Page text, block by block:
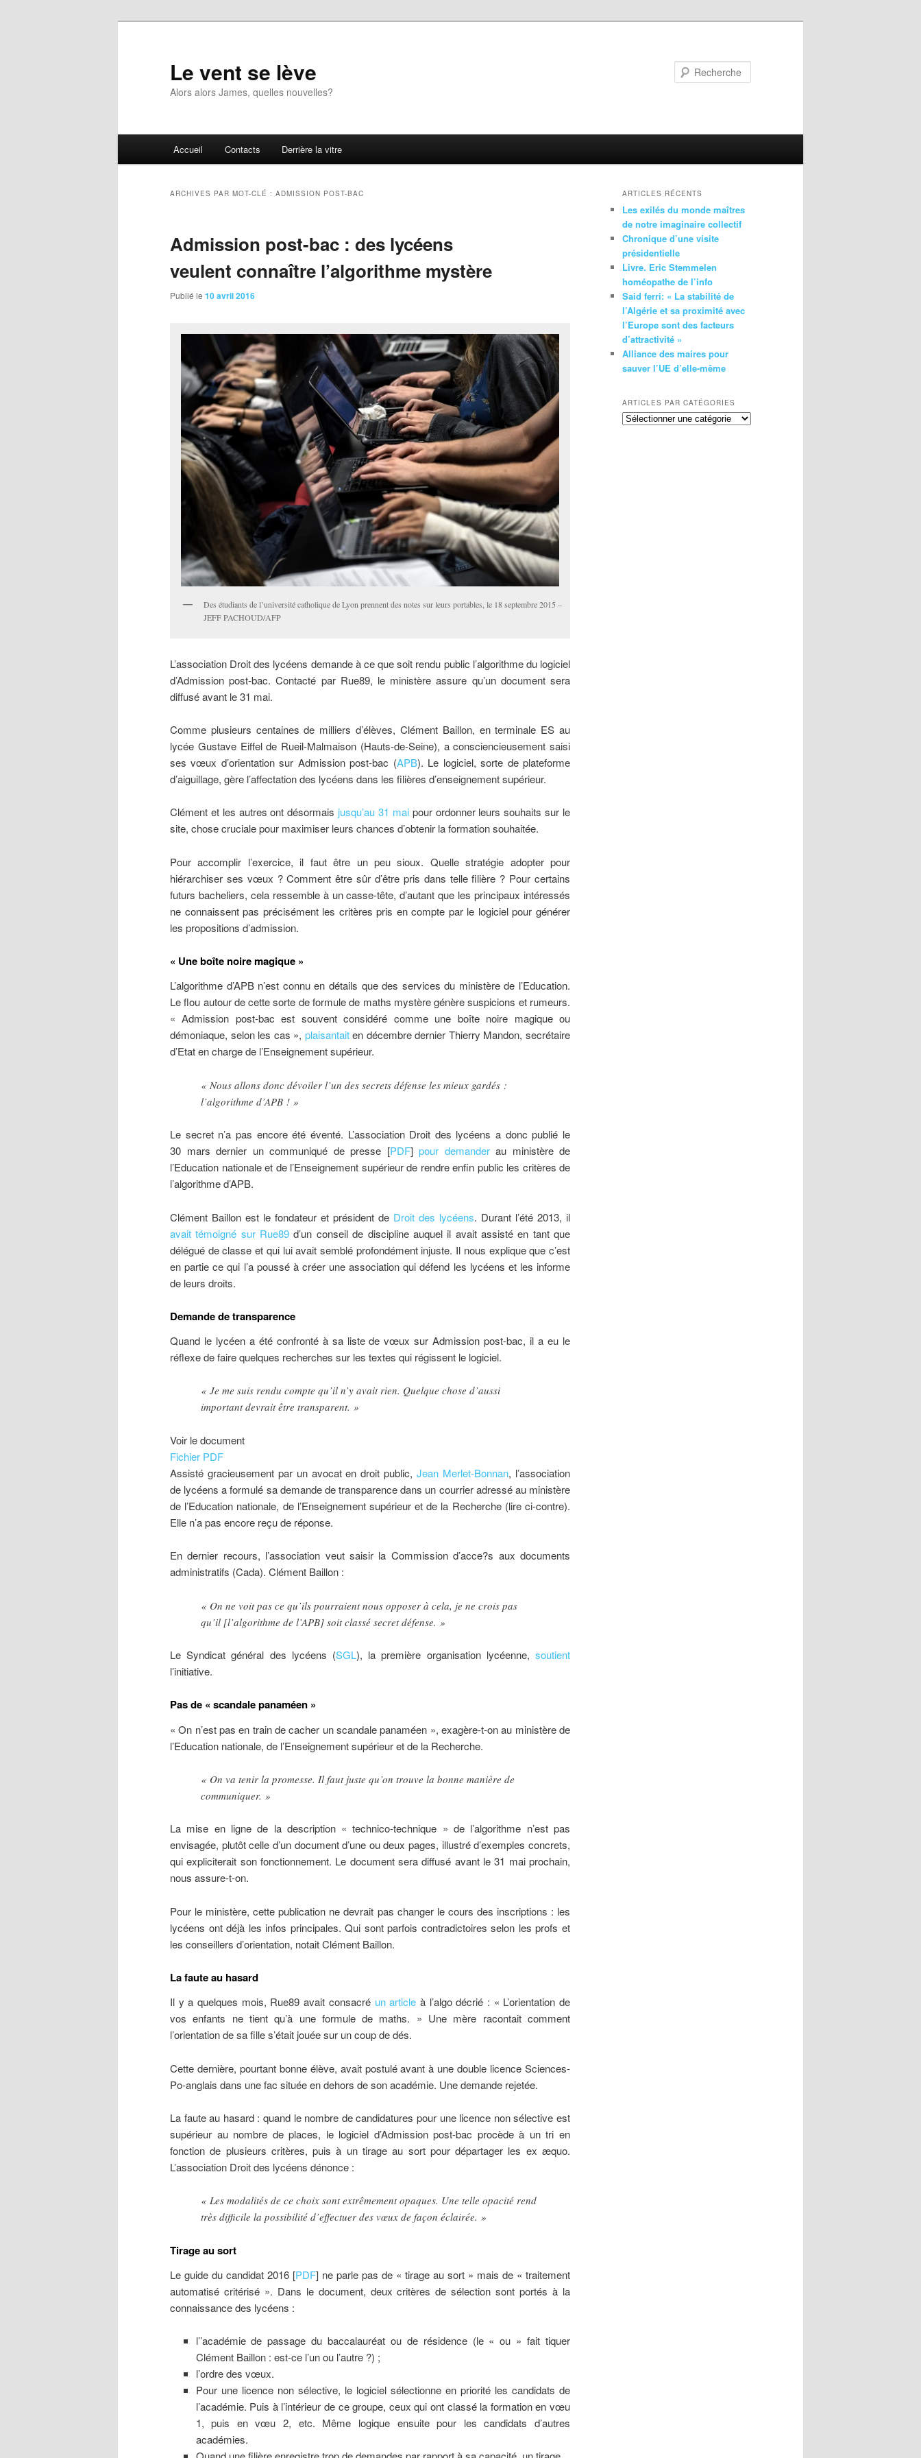
Le vent se lève
Alors alors James, quelles nouvelles?
Accueil Contacts Derrière la vitre
ARCHIVES PAR MOT-CLÉ : ADMISSION POST-BAC
Admission post-bac : des lycéens
veulent connaître l’algorithme mystère
Publié le 10 avril 2016
Des étudiants de l’université catholique de Lyon prennent des notes sur leurs portables, le 18 septembre 2015 –
JEFF PACHOUD/AFP
L’association Droit des lycéens demande à ce que soit rendu public l’algorithme du logiciel
d’Admission post-bac. Contacté par Rue89, le ministère assure qu’un document sera
diffusé avant le 31 mai.
Comme plusieurs centaines de milliers d’élèves, Clément Baillon, en terminale ES au
lycée Gustave Eiffel de Rueil-Malmaison (Hauts-de-Seine), a consciencieusement saisi
ses vœux d’orientation sur Admission post-bac (APB). Le logiciel, sorte de plateforme
d’aiguillage, gère l’affectation des lycéens dans les filières d’enseignement supérieur.
Clément et les autres ont désormais jusqu’au 31 maipour ordonner leurs souhaits sur le
site, chose cruciale pour maximiser leurs chances d’obtenir la formation souhaitée.
Pour accomplir l’exercice, il faut être un peu sioux. Quelle stratégie adopter pour
hiérarchiser ses vœux ? Comment être sûr d’être pris dans telle filière ? Pour certains
futurs bacheliers, cela ressemble à un casse-tête, d’autant que les principaux intéressés
ne connaissent pas précisément les critères pris en compte par le logiciel pour générer
les propositions d’admission.
« Une boîte noire magique »
L’algorithme d’APB n’est connu en détails que des services du ministère de l’Education.
Le flou autour de cette sorte de formule de maths mystère génère suspicions et rumeurs.
« Admission post-bac est souvent considéré comme une boîte noire magique ou
démoniaque, selon les cas », plaisantaiten décembre dernier Thierry Mandon, secrétaire
d’Etat en charge de l’Enseignement supérieur.
« Nous allons donc dévoiler l’un des secrets défense les mieux gardés :
l’algorithme d’APB ! »
Le secret n’a pas encore été éventé. L’association Droit des lycéens a donc publié le
30 mars dernier un communiqué de presse [PDF] pour demanderau ministère de
l’Education nationale et de l’Enseignement supérieur de rendre enfin public les critères de
l’algorithme d’APB.
Clément Baillon est le fondateur et président de Droit des lycéens. Durant l’été 2013, il
avait témoigné sur Rue89 d’un conseil de discipline auquel il avait assisté en tant que
délégué de classe et qui lui avait semblé profondément injuste. Il nous explique que c’est
en partie ce qui l’a poussé à créer une association qui défend les lycéens et les informe
de leurs droits.
Demande de transparence
Quand le lycéen a été confronté à sa liste de vœux sur Admission post-bac, il a eu le
réflexe de faire quelques recherches sur les textes qui régissent le logiciel.
« Je me suis rendu compte qu’il n’y avait rien. Quelque chose d’aussi
important devrait être transparent. »
Voir le document
Fichier PDF
Assisté gracieusement par un avocat en droit public,Jean Merlet-Bonnan, l’association
de lycéens a formulé sa demande de transparence dans un courrier adressé au ministère
de l’Education nationale, de l’Enseignement supérieur et de la Recherche (lire ci-contre).
Elle n’a pas encore reçu de réponse.
En dernier recours, l’association veut saisir la Commission d’acce?s aux documents
administratifs (Cada). Clément Baillon :
« On ne voit pas ce qu’ils pourraient nous opposer à cela, je ne crois pas
qu’il [l’algorithme de l’APB] soit classé secret défense. »
Le Syndicat général des lycéens (SGL), la première organisation lycéenne, soutient
l’initiative.
Pas de « scandale panaméen »
« On n’est pas en train de cacher un scandale panaméen », exagère-t-on au ministère de
l’Education nationale, de l’Enseignement supérieur et de la Recherche.
« On va tenir la promesse. Il faut juste qu’on trouve la bonne manière de
communiquer. »
La mise en ligne de la description « technico-technique » de l’algorithme n’est pas
envisagée, plutôt celle d’un document d’une ou deux pages, illustré d’exemples concrets,
qui expliciterait son fonctionnement. Le document sera diffusé avant le 31 mai prochain,
nous assure-t-on.
Pour le ministère, cette publication ne devrait pas changer le cours des inscriptions : les
lycéens ont déjà les infos principales. Qui sont parfois contradictoires selon les profs et
les conseillers d’orientation, notait Clément Baillon.
La faute au hasard
Il y a quelques mois, Rue89 avait consacré un article à l’algo décrié : « L’orientation de
vos enfants ne tient qu’à une formule de maths. » Une mère racontait comment
l’orientation de sa fille s’était jouée sur un coup de dés.
Cette dernière, pourtant bonne élève, avait postulé avant à une double licence Sciences-
Po-anglais dans une fac située en dehors de son académie. Une demande rejetée.
La faute au hasard : quand le nombre de candidatures pour une licence non sélective est
supérieur au nombre de places, le logiciel d’Admission post-bac procède à un tri en
fonction de plusieurs critères, puis à un tirage au sort pour départager les ex æquo.
L’association Droit des lycéens dénonce :
« Les modalités de ce choix sont extrêmement opaques. Une telle opacité rend
très difficile la possibilité d’effectuer des vœux de façon éclairée. »
Tirage au sort
Le guide du candidat 2016 [PDF] ne parle pas de « tirage au sort » mais de « traitement
automatisé critérisé ». Dans le document, deux critères de sélection sont portés à la
connaissance des lycéens :
l’’académie de passage du baccalauréat ou de résidence (le « ou » fait tiquer
Clément Baillon : est-ce l’un ou l’autre ?) ;
l’ordre des vœux.
Pour une licence non sélective, le logiciel sélectionne en priorité les candidats de
l’académie. Puis à l’intérieur de ce groupe, ceux qui ont classé la formation en vœu
1, puis en vœu 2, etc. Même logique ensuite pour les candidats d’autres
académies.
ARTICLES RÉCENTS
Les exilés du monde maîtres
de notre imaginaire collectif
Chronique d’une visite
présidentielle
Livre. Eric Stemmelen
homéopathe de l’info
Said ferri: « La stabilité de
l’Algérie et sa proximité avec
l’Europe sont des facteurs
d’attractivité »
Alliance des maires pour
sauver l’UE d’elle-même
ARTICLES PAR CATÉGORIES
Articles